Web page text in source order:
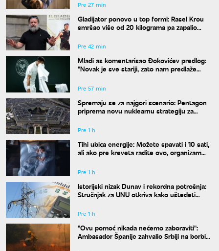
Pre 27 min
Gladijator ponovo u top formi: Rasel Krou
smršao više od 20 kilograma pa zapalio
Pre 42 min
Mladi as komentarisao Đokovićev predlog:
"Novak je sve stariji, zato nam predlaže
Pre 57 min
Spremaju se za najgori scenario: Pentagon
priprema novu nuklearnu strategiju za
Pre 1 h
Tihi ubica energije: Možete spavati i 10 sati,
ali ako pre kreveta radite ovo, organizam
Pre 1 h
Istorijski nizak Dunav i rekordna potrošnja:
Stručnjak za UNU otkriva kako uštedeti
Pre 1 h
"Ovu pomoć nikada nećemo zaboraviti":
Ambasador Španije zahvalio Srbiji na borbi